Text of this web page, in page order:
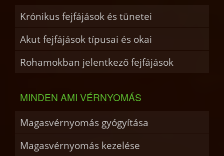
Krónikus fejfájások és tünetei
Akut fejfájások típusai és okai
Rohamokban jelentkező fejfájások
MINDEN AMI VÉRNYOMÁS
Magasvérnyomás gyógyítása
Magasvérnyomás kezelése